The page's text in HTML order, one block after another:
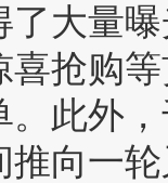
大量
抢购
此外
向一